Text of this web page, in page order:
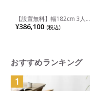
【設置無料】幅182cm 3人掛
け 冨士ファニチア Agio ソフ
ァ 布張り 成形合板 軽量
¥386,100 (税込)
おすすめランキング
1